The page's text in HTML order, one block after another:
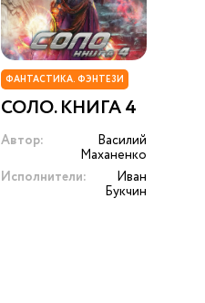
ФАНТАСТИКА. ФЭНТЕЗИ
СОЛО. КНИГА 4
Автор:
Василий
Маханенко
Исполнители:
Иван
Букчин